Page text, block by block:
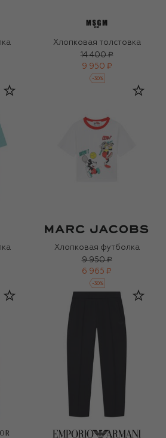
Хлопковая толстовка
14 400 ₽
9 950 ₽
-30%
Хлопковая футболка
9 950 ₽
6 965 ₽
-30%